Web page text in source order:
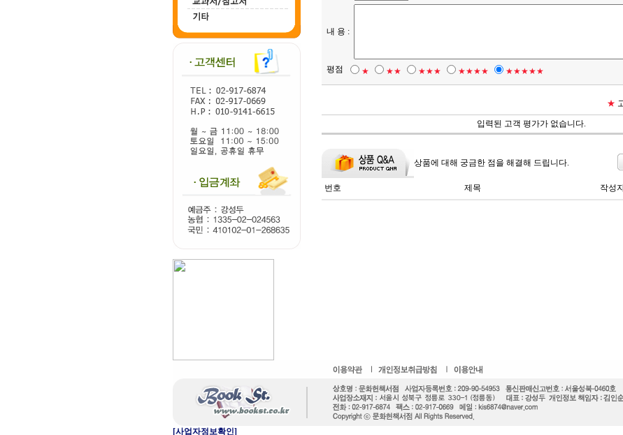
내 용 :
평점 ★ ★★ ★★★ ★★★★ ★★★★★
★
입력된 고객 평가가 없습니다.
상품에 대해 궁금한 점을 해결해 드립니다.
번호 제목 작성
[사업자정보확인]